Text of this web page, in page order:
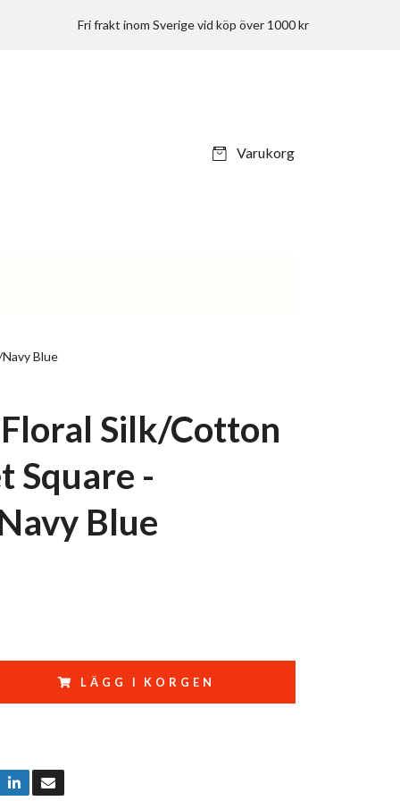
Fri frakt inom Sverige vid köp över 1000 kr
Varukorg
Blue
Silk/Cotton
Square -
Blue
LÄGG I KORGEN